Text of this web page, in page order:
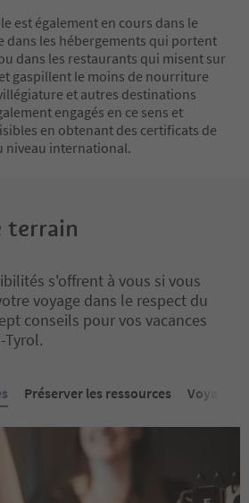
est également en cours dans le
dans les hébergements qui portent
dans les restaurants qui misent sur
gaspillent le moins de nourriture
et autres destinations
engagés en ce sens et
en obtenant des certificats de
niveau international.
terrain
s'offrent à vous si vous
voyage dans le respect du
conseils pour vos vacances
Tyrol.
Préserver les ressources Voyager